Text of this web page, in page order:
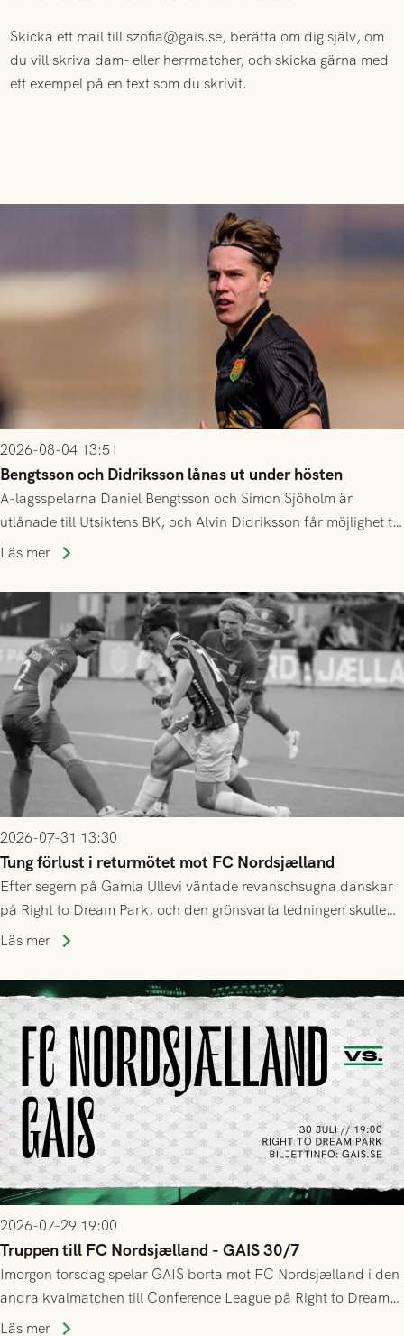
Skicka ett mail till szofia@gais.se, berätta om dig själv, om
du vill skriva dam- eller herrmatcher, och skicka gärna med
ett exempel på en text som du skrivit.
2026-08-04 13:51
Bengtsson och Didriksson lånas ut under hösten
A-lagsspelarna Daniel Bengtsson och Simon Sjöholm är
utlånade till Utsiktens BK, och Alvin Didriksson får möjlighet till
speltid i Hestrafors genom föreningssamarbete.
Läs mer
2026-07-31 13:30
Tung förlust i returmötet mot FC Nordsjælland
Efter segern på Gamla Ullevi väntade revanschsugna danskar
på Right to Dream Park, och den grönsvarta ledningen skulle
upphöra efter mindre än kvarten spelad. På lika mark visade
tennissiffror och det grönsvarta europaäventyret tog slut.
Läs mer
2026-07-29 19:00
Truppen till FC Nordsjælland - GAIS 30/7
Imorgon torsdag spelar GAIS borta mot FC Nordsjælland i den
andra kvalmatchen till Conference League på Right to Dream
Park! Fredrik Holmberg och ledarstaben har tagit ut följande
Läs mer